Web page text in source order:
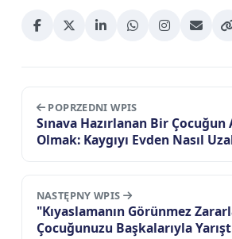
POPRZEDNI WPIS
Sınava Hazırlanan Bir Çocuğun
Olmak: Kaygıyı Evden Nasıl
NASTĘPNY WPIS
"Kıyaslamanın Görünmez
Çocuğunuzu Başkalarıyla